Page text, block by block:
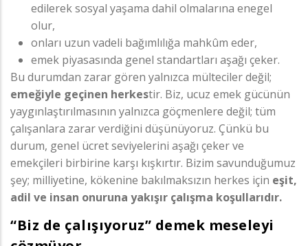
edilerek sosyal yaşama dahil olmalarına enegel
olur,
onları uzun vadeli bağımlılığa mahkûm eder,
emek piyasasında genel standartları aşağı çeker.
Bu durumdan zarar gören yalnızca mülteciler değil;
emeğiyle geçinen herkestir. Biz, ucuz emek gücünün
yaygınlaştırılmasının yalnızca göçmenlere değil; tüm
çalışanlara zarar verdiğini düşünüyoruz. Çünkü bu
durum, genel ücret seviyelerini aşağı çeker ve
emekçileri birbirine karşı kışkırtır. Bizim savunduğumuz
şey; milliyetine, kökenine bakılmaksızın herkes için eşit,
adil ve insan onuruna yakışır çalışma koşullarıdır.
“Biz de çalışıyoruz” demek meseleyi